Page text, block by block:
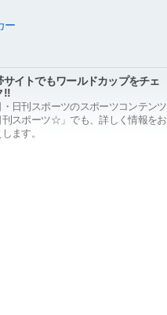
ー
サイトでもワールドカップをチェ
!!
・日刊スポーツのスポーツコンテンツ
刊スポーツ☆」でも、詳しく情報をお
ます。